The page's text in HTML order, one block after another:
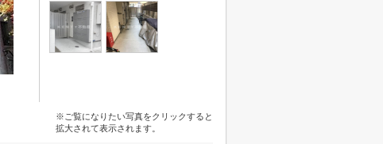
※ご覧になりたい写真をクリックすると
拡大されて表示されます。